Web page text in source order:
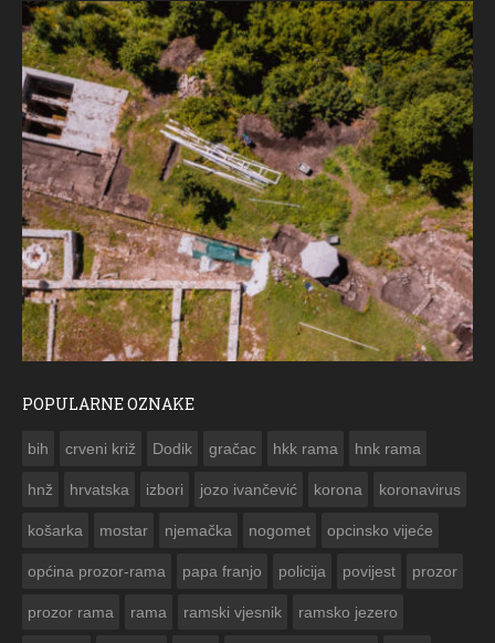
POPULARNE OZNAKE
bih crveni križ Dodik gračac hkk rama hnk rama
hnž hrvatska izbori jozo ivančević korona koronavirus
košarka mostar njemačka nogomet opcinsko vijeće
općina prozor-rama papa franjo policija povijest prozor
prozor rama rama ramski vjesnik ramsko jezero